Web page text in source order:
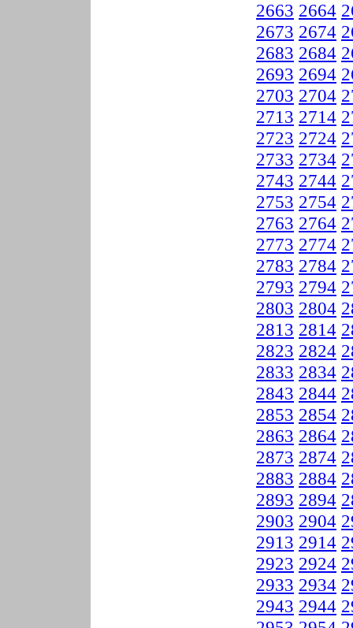
2663 2664
2673 2674
2683 2684
2693 2694
2703 2704
2713 2714
2723 2724
2733 2734
2743 2744
2753 2754
2763 2764
2773 2774
2783 2784
2793 2794
2803 2804
2813 2814
2823 2824
2833 2834
2843 2844
2853 2854
2863 2864
2873 2874
2883 2884
2893 2894
2903 2904
2913 2914
2923 2924
2933 2934
2943 2944